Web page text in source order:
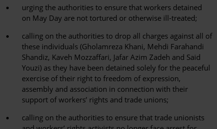
urging the authorities to ensure that workers detained
on May Day are not tortured or otherwise ill-treated;
calling on the authorities to drop all charges against all of
these individuals (Gholamreza Khani, Mehdi Farahandi
Shandiz, Kaveh Mozzaffari, Jafar Azim Zadeh and Said
Youzi) as they have been detained solely for the peaceful
exercise of their right to freedom of expression,
assembly and association in connection with their
support of workers’ rights and trade unions;
calling on the authorities to ensure that trade unionists